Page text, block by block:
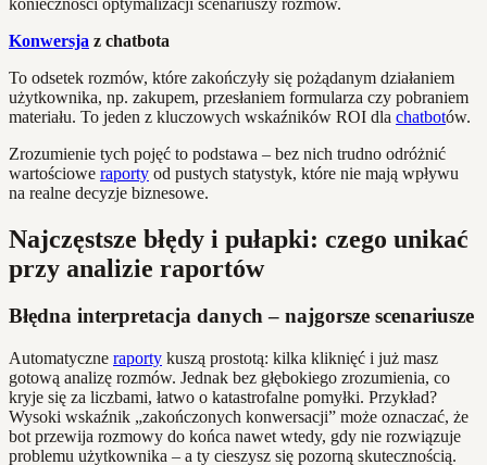
Konwersja z chatbota
To odsetek rozmów, które zakończyły się pożądanym działaniem
użytkownika, np. zakupem, przesłaniem formularza czy pobraniem
materiału. To jeden z kluczowych wskaźników ROI dla chatbotów.
Zrozumienie tych pojęć to podstawa – bez nich trudno odróżnić
wartościowe raporty od pustych statystyk, które nie mają wpływu
na realne decyzje biznesowe.
Najczęstsze błędy i pułapki: czego unikać
przy analizie raportów
Błędna interpretacja danych – najgorsze scenariusze
Automatyczne raporty kuszą prostotą: kilka kliknięć i już masz
gotową analizę rozmów. Jednak bez głębokiego zrozumienia, co
kryje się za liczbami, łatwo o katastrofalne pomyłki. Przykład?
Wysoki wskaźnik „zakończonych konwersacji” może oznaczać, że
bot przewija rozmowy do końca nawet wtedy, gdy nie rozwiązuje
problemu użytkownika – a ty cieszysz się pozorną skutecznością.